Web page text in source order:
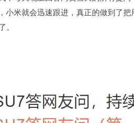
小米就会迅速跟进，真正的做到了